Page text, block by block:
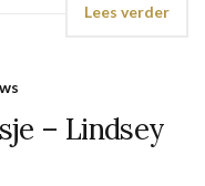
Lees verder
– Lindsey